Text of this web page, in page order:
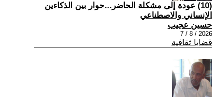
(10) عودة إلى مشكلة الحاضر...حوار بين الذكاءين
الإنساني والاصطناعي
حسين عجيب
2026 / 8 / 7
قضايا ثقافية